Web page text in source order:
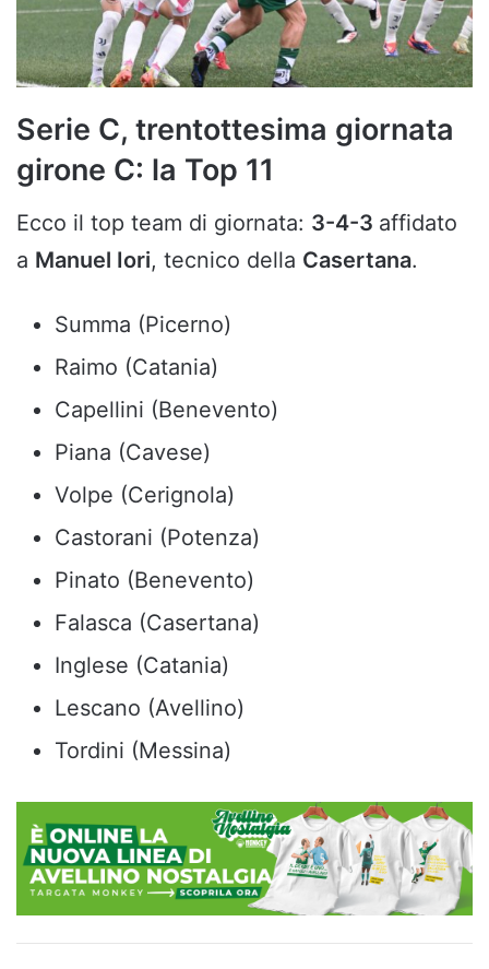
Serie C, trentottesima giornata
girone C: la Top 11
Ecco il top team di giornata: 3-4-3 affidato
a Manuel Iori, tecnico della Casertana.
Summa (Picerno)
Raimo (Catania)
Capellini (Benevento)
Piana (Cavese)
Volpe (Cerignola)
Castorani (Potenza)
Pinato (Benevento)
Falasca (Casertana)
Inglese (Catania)
Lescano (Avellino)
Tordini (Messina)